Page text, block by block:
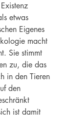
etwas
Eigenes
macht
Sie stimmt
zu, die das
in den Tieren
den
ist damit